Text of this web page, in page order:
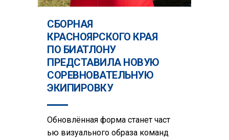
СБОРНАЯ
КРАСНОЯРСКОГО КРАЯ
ПО БИАТЛОНУ
ПРЕДСТАВИЛА НОВУЮ
СОРЕВНОВАТЕЛЬНУЮ
ЭКИПИРОВКУ
Обновлённая форма станет част
ью визуального образа команд